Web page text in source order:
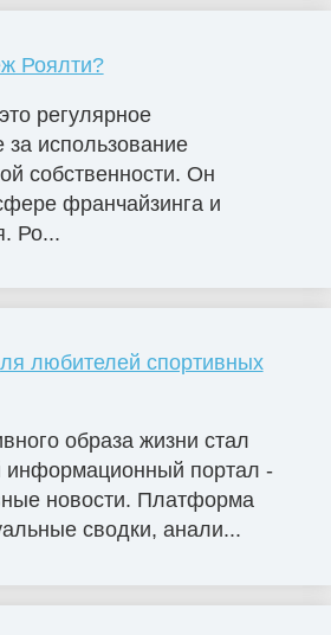
Роялти?
регулярное
за использование
собственности. Он
франчайзинга и
Ро...
любителей спортивных
образа жизни стал
информационный портал -
новости. Платформа
сводки, анали...